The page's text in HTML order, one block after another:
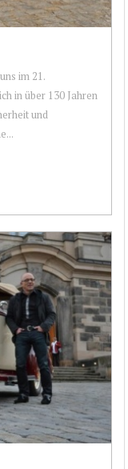
im 21.
in über 130 Jahren
und